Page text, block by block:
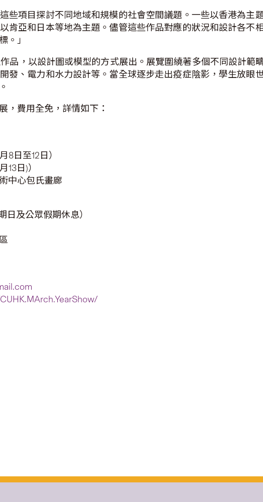
些項目探討不同地域和規模的社會空間議題。一些以香港為主
肯亞和日本等地為主題。儘管這些作品對應的狀況和設計各不
。」
品，以設計圖或模型的方式展出。展覽圍繞著多個不同設計範
發、電力和水力設計等。當全球逐步走出疫症陰影，學生放眼
，費用全免，詳情如下：
8日至12日）
日)）
中心包氏畫廊
日及公眾假期休息）